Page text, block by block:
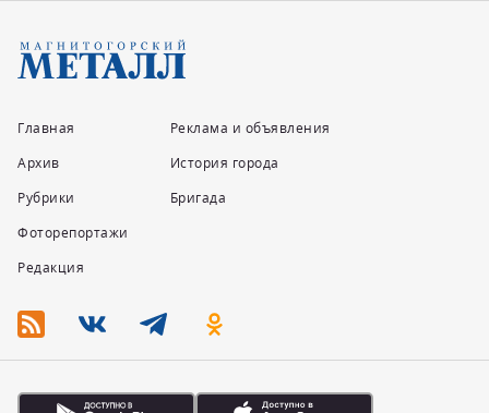
Главная
Архив
Рубрики
Фоторепортажи
Редакция
Реклама и объявления
История города
Бригада